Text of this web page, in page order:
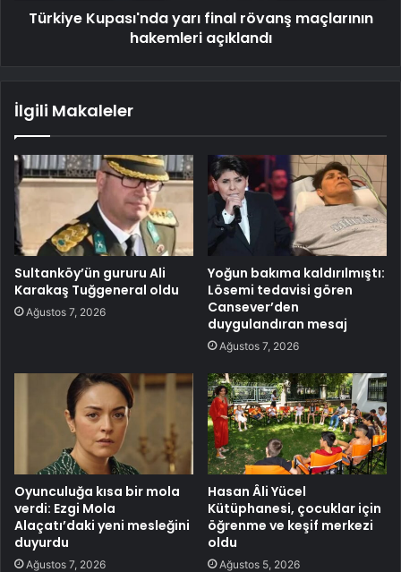
Türkiye Kupası'nda yarı final rövanş maçlarının
hakemleri açıklandı
İlgili Makaleler
Sultanköy’ün gururu Ali
Karakaş Tuğgeneral oldu
Ağustos 7, 2026
Yoğun bakıma kaldırılmıştı:
Lösemi tedavisi gören
Cansever’den
duygulandıran mesaj
Ağustos 7, 2026
Oyunculuğa kısa bir mola
verdi: Ezgi Mola
Alaçatı’daki yeni mesleğini
duyurdu
Ağustos 7, 2026
Hasan Âli Yücel
Kütüphanesi, çocuklar için
öğrenme ve keşif merkezi
oldu
Ağustos 5, 2026